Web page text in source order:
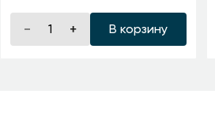
В корзину